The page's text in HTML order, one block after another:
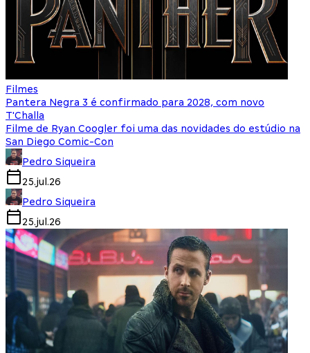
Filmes
Pantera Negra 3 é confirmado para 2028, com novo
T'Challa
Filme de Ryan Coogler foi uma das novidades do estúdio na
San Diego Comic-Con
Pedro Siqueira
25.jul.26
Pedro Siqueira
25.jul.26